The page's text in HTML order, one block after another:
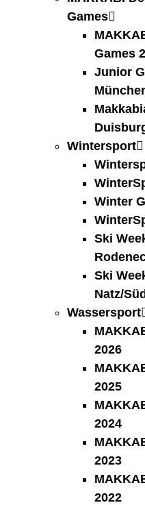
Games
Games
Junior
Wintersport
Winter
Ski
Ski
Natz/
Wassersport
2026
2025
2024
2023
2022